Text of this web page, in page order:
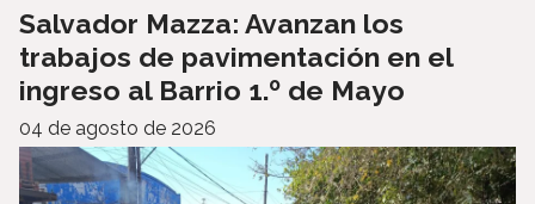
Salvador Mazza: Avanzan los
trabajos de pavimentación en el
ingreso al Barrio 1.º de Mayo
04 de agosto de 2026